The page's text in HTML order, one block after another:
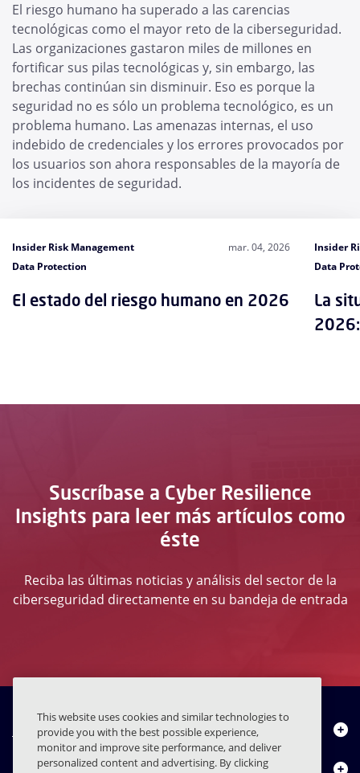
El riesgo humano ha superado a las carencias
tecnológicas como el mayor reto de la ciberseguridad.
Las organizaciones gastaron miles de millones en
fortificar sus pilas tecnológicas y, sin embargo, las
brechas continúan sin disminuir. Eso es porque la
seguridad no es sólo un problema tecnológico, es un
problema humano. Las amenazas internas, el uso
indebido de credenciales y los errores provocados por
los usuarios son ahora responsables de la mayoría de
los incidentes de seguridad.
Insider Risk Management
Data Protection
mar. 04, 2026
El estado del riesgo humano en 2026
Insider
Data
La
Suscríbase a Cyber Resilience
Insights para leer más artículos como
éste
Reciba las últimas noticias y análisis del sector de la
ciberseguridad directamente en su bandeja de entrada
Quiénes somos
This website uses cookies and similar technologies to
provide you with the best possible experience,
monitor and improve site performance, and deliver
personalized content and advertising. By clicking